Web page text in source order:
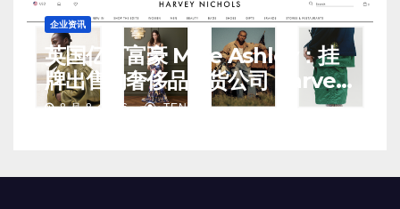
企业资讯
英国亿万富豪 Mike Ashley：挂
牌出售的奢侈品百货公司 Harvey
Nichols 正陷入“死亡螺旋”
8 月 8, 2026 TENG